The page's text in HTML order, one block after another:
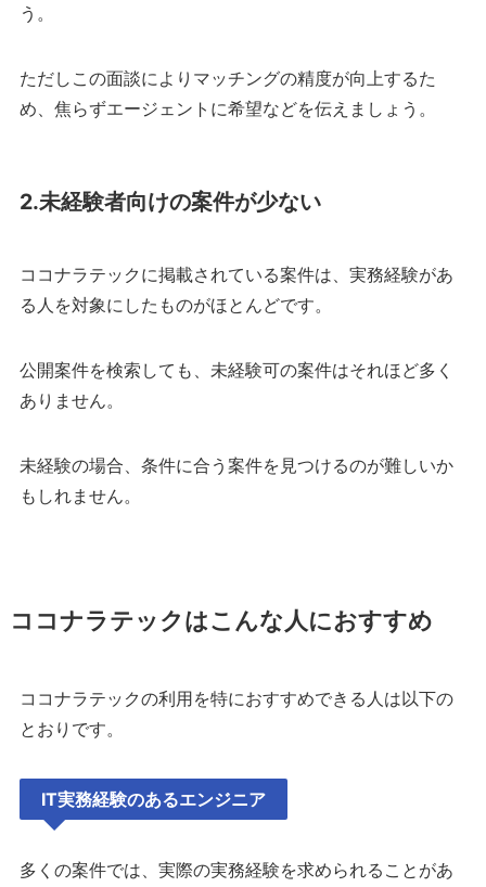
う。
ただしこの面談によりマッチングの精度が向上するた
め、焦らずエージェントに希望などを伝えましょう。
2.未経験者向けの案件が少ない
ココナラテックに掲載されている案件は、実務経験があ
る人を対象にしたものがほとんどです。
公開案件を検索しても、未経験可の案件はそれほど多く
ありません。
未経験の場合、条件に合う案件を見つけるのが難しいか
もしれません。
ココナラテックはこんな人におすすめ
ココナラテックの利用を特におすすめできる人は以下の
とおりです。
IT実務経験のあるエンジニア
多くの案件では、実際の実務経験を求められることがあ